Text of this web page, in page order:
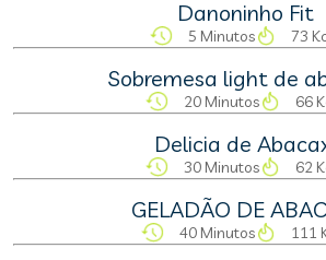
Danoninho Fit
5 Minutos 73
Sobremesa light de
20 Minutos 66
Delicia de
30 Minutos 62
GELADÃO DE
40 Minutos 111